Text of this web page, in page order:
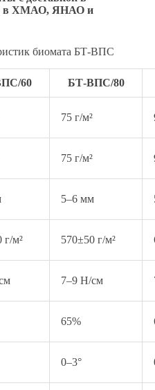
в ХМАО, ЯНАО и
биомата БТ-ВПС
60 БТ-ВПС/80
75 г/м²
75 г/м²
5–6 мм
г/м² 570±50 г/м²
7–9 Н/см
65%
0–3°